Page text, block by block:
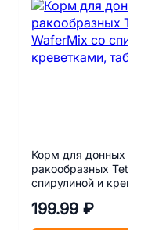
Корм для донных
ракообразных
спирулиной и
199.99 ₽